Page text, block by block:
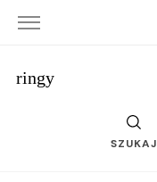
ringy
SZUKAJ